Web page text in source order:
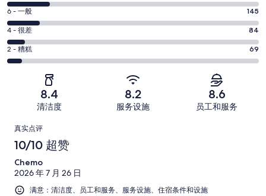
超
赞。
638
条
好
条
点
分
-
还
可
以。
有
1134
条
点
评
6
分
-
一
般。
共
有
1134
条
点
评
6 - 一般 145
4
分
-
评，
共
有
1134
条
4 - 很差 84
2
分
条
好
评，
共
有
1134
2 - 糟糕 69
8.4
清洁度
8.2
服务设施
8.6
员工和服务
点
评
真实点评
10/10 超赞
Chemo
2026 年 7 月 26 日
满意：清洁度、员工和服务、服务设施、住宿条件和设施